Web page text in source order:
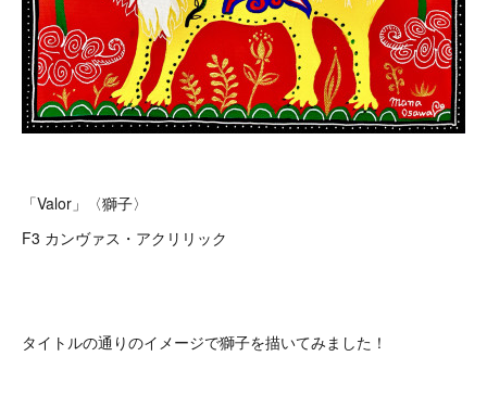
「Valor」〈獅子〉
F3 カンヴァス・アクリリック
タイトルの通りのイメージで獅子を描いてみました！